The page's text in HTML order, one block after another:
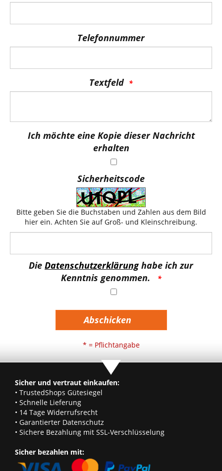
Telefonnummer
Textfeld
Ich möchte eine Kopie dieser Nachricht
erhalten
Sicherheitscode
Bitte geben Sie die Buchstaben und Zahlen aus dem Bild
hier ein. Achten Sie auf Groß- und Kleinschreibung.
Die Datenschutzerklärunghabe ich zur
Kenntnis genommen.
Abschicken
* = Pflichtangabe
Sicher und vertraut einkaufen:
• TrustedShops Gütesiegel
• Schnelle Lieferung
• 14 Tage Widerrufsrecht
• Garantierter Datenschutz
• Sichere Bezahlung mit SSL-Verschlüsselung
Sicher bezahlen mit: